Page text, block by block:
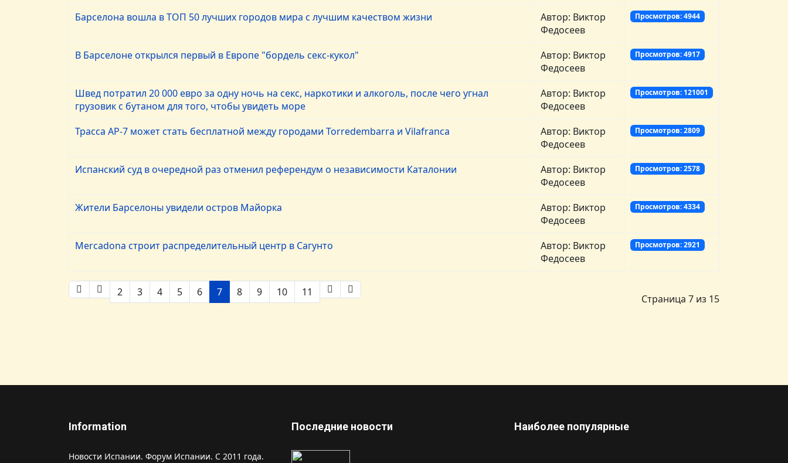
Барселона вошла в ТОП 50 лучших городов мира с лучшим качеством жизни
Автор: Виктор
Федосеев
Просмотров: 4944
В Барселоне открылся первый в Европе "бордель секс-кукол"
Автор: Виктор
Федосеев
Просмотров: 4917
Швед потратил 20 000 евро за одну ночь на секс, наркотики и алкоголь, после чего угнал
грузовик с бутаном для того, чтобы увидеть море
Автор: Виктор
Федосеев
Просмотров: 121001
Трасса AP-7 может стать бесплатной между городами Torredembarra и Vilafranca
Автор: Виктор
Федосеев
Просмотров: 2809
Испанский суд в очередной раз отменил референдум о независимости Каталонии
Автор: Виктор
Федосеев
Просмотров: 2578
Жители Барселоны увидели остров Майорка
Автор: Виктор
Федосеев
Просмотров: 4334
Mercadona строит распределительный центр в Сагунто
Автор: Виктор
Федосеев
Просмотров: 2921
2 3 4 5 6 7 8 9 10 11
Страница 7 из 15
Information
Новости Испании. Форум Испании. С 2011 года.
Последние новости Наиболее популярные